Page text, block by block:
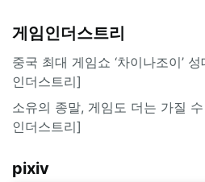
게임인더스트리
중국 최대 게임쇼 ‘차이나조이’
인더스트리]
소유의 종말, 게임도 더는 가질
인더스트리]
pixiv